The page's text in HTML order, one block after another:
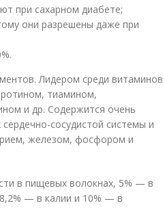
при сахарном диабете;
они разрешены даже при
Лидером среди витаминов
тиамином,
и др. Содержится очень
сосудистой системы и
железом, фосфором и
в пищевых волокнах, 5% — в
— в калии и 10% — в